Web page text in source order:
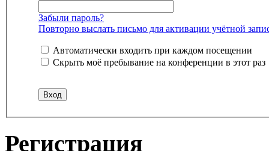
Забыли пароль?
Повторно выслать письмо для активации учётной
Автоматически входить при каждом посещении
Скрыть моё пребывание на конференции в этот раз
Регистрация